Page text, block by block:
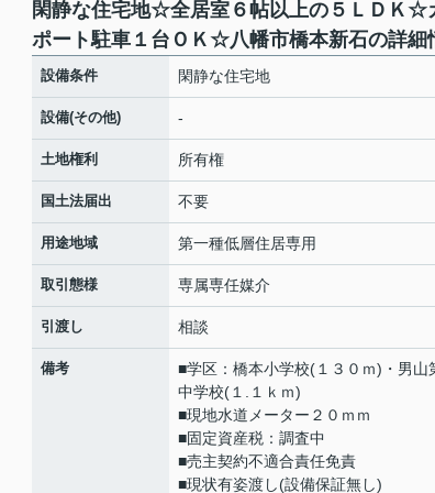
閑静な住宅地☆全居室６帖以上の５ＬＤＫ☆
ポート駐車１台ＯＫ☆八幡市橋本新石の詳細
設備条件 閑静な住宅地
設備(その他) -
土地権利 所有権
国土法届出 不要
用途地域 第一種低層住居専用
取引態様 専属専任媒介
引渡し 相談
備考
■学区：橋本小学校(１３０ｍ)・男山
中学校(１.１ｋｍ)
■現地水道メーター２０ｍｍ
■固定資産税：調査中
■売主契約不適合責任免責
■現状有姿渡し(設備保証無し)